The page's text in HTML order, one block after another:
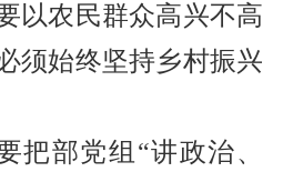
以农民群众高兴不高
须始终坚持乡村振兴
把部党组 “讲政治、